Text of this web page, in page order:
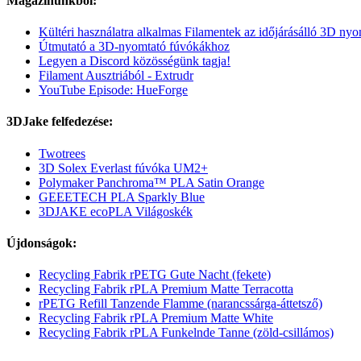
Kültéri használatra alkalmas Filamentek az időjárásálló 3D
Útmutató a 3D-nyomtató fúvókákhoz
Legyen a Discord közösségünk tagja!
Filament Ausztriából - Extrudr
YouTube Episode: HueForge
3DJake felfedezése:
Twotrees
3D Solex Everlast fúvóka UM2+
Polymaker Panchroma™ PLA Satin Orange
GEEETECH PLA Sparkly Blue
3DJAKE ecoPLA Világoskék
Újdonságok:
Recycling Fabrik rPETG Gute Nacht (fekete)
Recycling Fabrik rPLA Premium Matte Terracotta
rPETG Refill Tanzende Flamme (narancssárga-áttetsző)
Recycling Fabrik rPLA Premium Matte White
Recycling Fabrik rPLA Funkelnde Tanne (zöld-csillámos)